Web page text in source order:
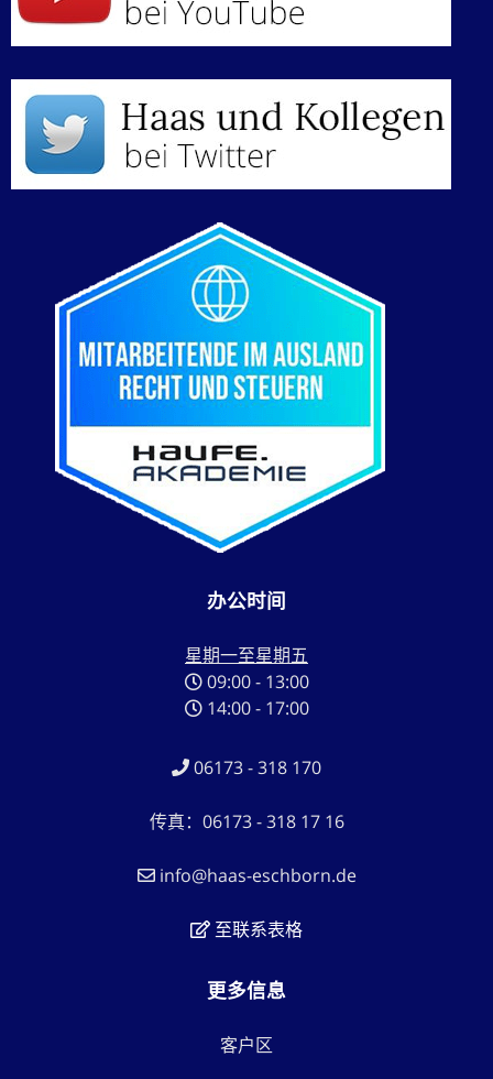
办公时间
星期一至星期五
09:00 - 13:00
14:00 - 17:00
06173 - 318 170
传真：06173 - 318 17 16
info@haas-eschborn.de
至联系表格
更多信息
客户区